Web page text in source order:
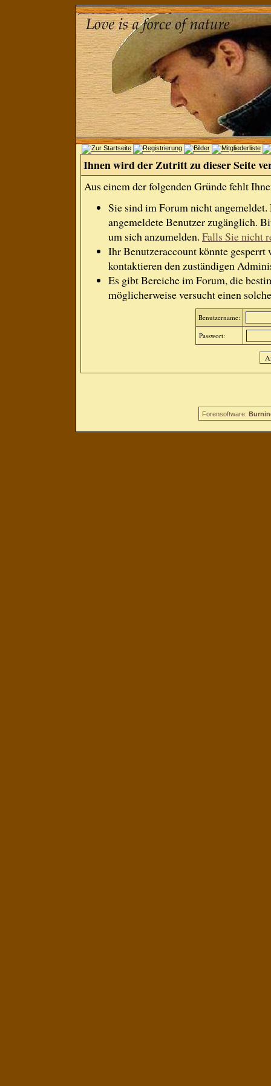
Ihnen wird der Zutritt zu dieser Seite
Aus einem der folgenden Gründe fehlt
Sie sind im Forum nicht
angemeldete Benutzer zugänglich.
um sich anzumelden. Falls Sie nicht
Ihr Benutzeraccount könnte gesperrt
kontaktieren den zuständigen
Es gibt Bereiche im Forum, die
möglicherweise versucht einen
Benutzername:
Passwort:
Forensoftware: